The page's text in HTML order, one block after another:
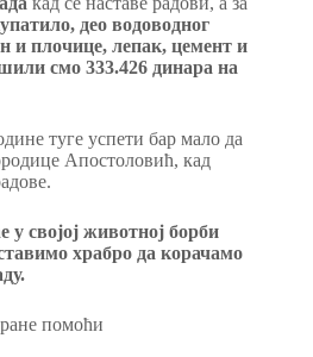
део водоводног
и плочице, лепак, цемент и
смо 333.426 динара на
туге успети бар мало да
Апостоловић, кад
својој животној борби
храбро да корачамо
помоћи